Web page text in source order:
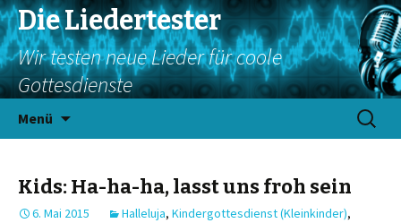
Die Liedertester
Wir testen neue Lieder für coole
Gottesdienste
Menü
Suchen
nach:
Kids: Ha-ha-ha, lasst uns froh sein
6. Mai 2015 Halleluja, Kindergottesdienst (Kleinkinder),